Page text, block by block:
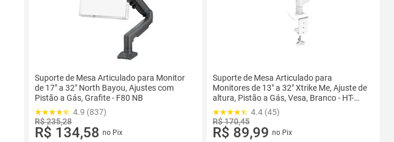
Suporte de Mesa Articulado para Monitor
de 17" a 32" North Bayou, Ajustes com
Pistão a Gás, Grafite - F80 NB
4.9 (837)
R$ 235,28
R$ 134,58 no Pix
Suporte de Mesa Articulado para
Monitores de 13" a 32" Xtrike Me, Ajuste de
altura, Pistão a Gás, Vesa, Branco - HT-
20WT
4.4 (45)
R$ 170,45
R$ 89,99 no Pix